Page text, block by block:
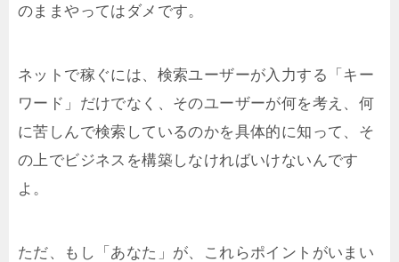
のままやってはダメです。
ネットで稼ぐには、検索ユーザーが入力する「キー
ワード」だけでなく、そのユーザーが何を考え、何
に苦しんで検索しているのかを具体的に知って、そ
の上でビジネスを構築しなければいけないんです
よ。
ただ、もし「あなた」が、これらポイントがいまい